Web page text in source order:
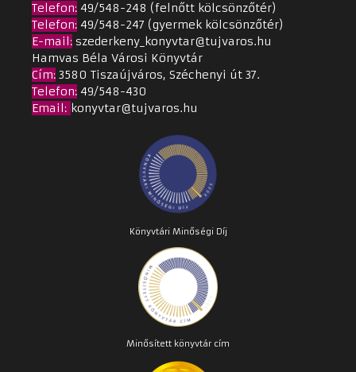
Telefon: 49/548-248 (felnőtt kölcsönzőtér)
Telefon: 49/548-247 (gyermek kölcsönzőtér)
E-mail: szederkeny_konyvtar@tujvaros.hu
Hamvas Béla Városi Könyvtár
Cím: 3580 Tiszaújváros, Széchenyi út 37.
Telefon: 49/548-430
Email: konyvtar@tujvaros.hu
Könyvtári Minőségi Díj
Minősített könyvtár cím